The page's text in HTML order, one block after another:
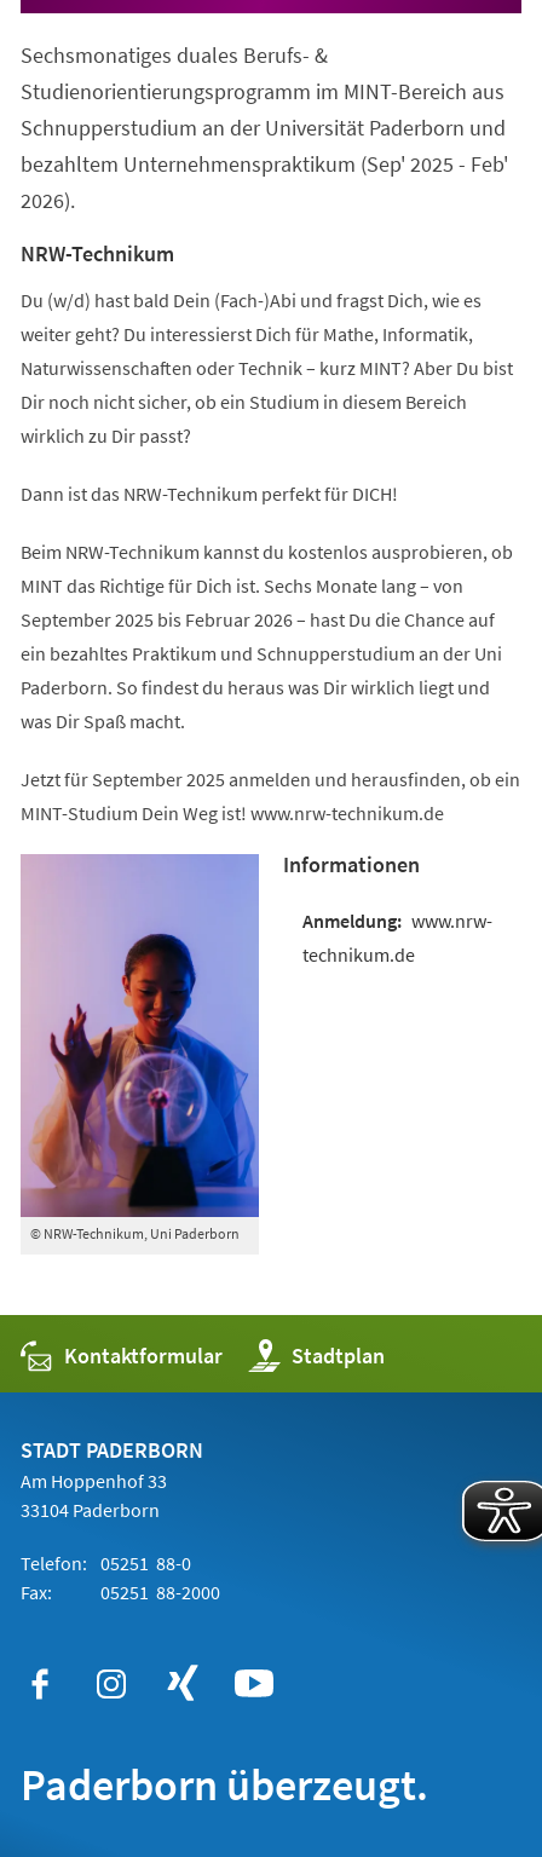
Sechsmonatiges duales Berufs- &
Studienorientierungsprogramm im MINT-Bereich aus
Schnupperstudium an der Universität Paderborn und
bezahltem Unternehmenspraktikum (Sep' 2025 - Feb'
2026).
NRW-Technikum
Du (w/d) hast bald Dein (Fach-)Abi und fragst Dich, wie es
weiter geht? Du interessierst Dich für Mathe, Informatik,
Naturwissenschaften oder Technik – kurz MINT? Aber Du bist
Dir noch nicht sicher, ob ein Studium in diesem Bereich
wirklich zu Dir passt?
Dann ist das NRW-Technikum perfekt für DICH!
Beim NRW-Technikum kannst du kostenlos ausprobieren, ob
MINT das Richtige für Dich ist. Sechs Monate lang – von
September 2025 bis Februar 2026 – hast Du die Chance auf
ein bezahltes Praktikum und Schnupperstudium an der Uni
Paderborn. So findest du heraus was Dir wirklich liegt und
was Dir Spaß macht.
Jetzt für September 2025 anmelden und herausfinden, ob ein
MINT-Studium Dein Weg ist! www.nrw-technikum.de
© NRW-Technikum, Uni Paderborn
Informationen
www.nrw-
technikum.de
Kontaktformular Stadtplan
(Öffnet
in
einem
STADT PADERBORN
Am Hoppenhof 33
33104 Paderborn
Telefon: 05251 88-0
Fax:
05251 88-2000
Paderborn überzeugt.